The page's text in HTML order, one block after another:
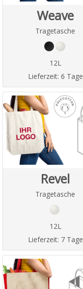
Weave
Tragetasche
12L
Lieferzeit: 6 Tage
Revel
Tragetasche
12L
Lieferzeit: 7 Tage